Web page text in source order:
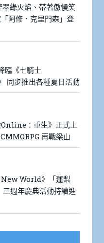
綠火焰、帶著傲慢笑
阿修．克里門森」登
臨《七騎士
同步推出各種夏日活動
Online：重生》正式上
再戰梁山
New World》「蓮梨
三週年慶典活動持續進